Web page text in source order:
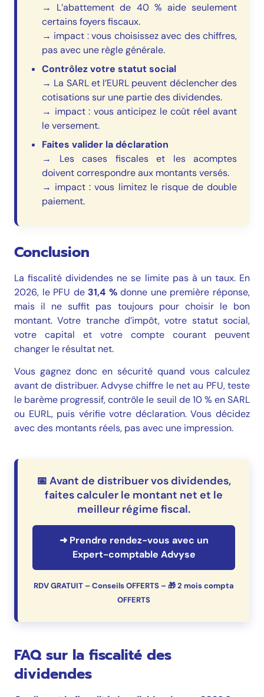
→ L’abattement de 40 % aide seulement
certains foyers fiscaux.
→ impact : vous choisissez avec des chiffres,
pas avec une règle générale.
Contrôlez votre statut social
→ La SARL et l’EURL peuvent déclencher des
cotisations sur une partie des dividendes.
→ impact : vous anticipez le coût réel avant
le versement.
Faites valider la déclaration
→ Les cases fiscales et les acomptes
doivent correspondre aux montants versés.
→ impact : vous limitez le risque de double
paiement.
Conclusion
La fiscalité dividendes ne se limite pas à un taux. En
2026, le PFU de 31,4 %donne une première réponse,
mais il ne suffit pas toujours pour choisir le bon
montant. Votre tranche d’impôt, votre statut social,
votre capital et votre compte courant peuvent
changer le résultat net.
Vous gagnez donc en sécurité quand vous calculez
avant de distribuer. Advyse chiffre le net au PFU, teste
le barème progressif, contrôle le seuil de 10 % en SARL
ou EURL, puis vérifie votre déclaration. Vous décidez
avec des montants réels, pas avec une impression.
📅 Avant de distribuer vos dividendes,
faites calculer le montant net et le
meilleur régime fiscal.
➜ Prendre rendez-vous avec un
Expert-comptable Advyse
RDV GRATUIT – Conseils OFFERTS – 🎁 2 mois compta
OFFERTS
FAQ sur la fiscalité des
dividendes